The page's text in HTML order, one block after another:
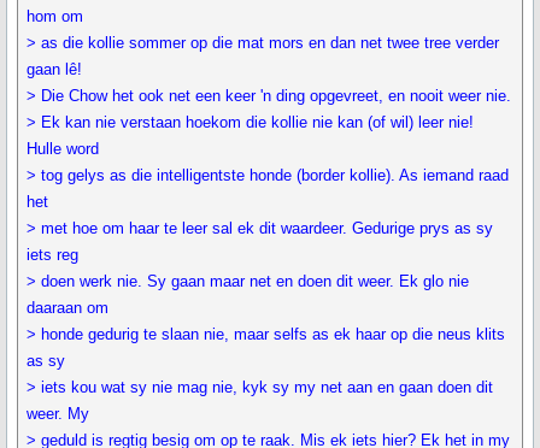
hom om
> as die kollie sommer op die mat mors en dan net twee tree verder
gaan lê!
> Die Chow het ook net een keer 'n ding opgevreet, en nooit weer nie.
> Ek kan nie verstaan hoekom die kollie nie kan (of wil) leer nie!
Hulle word
> tog gelys as die intelligentste honde (border kollie). As iemand raad
het
> met hoe om haar te leer sal ek dit waardeer. Gedurige prys as sy
iets reg
> doen werk nie. Sy gaan maar net en doen dit weer. Ek glo nie
daaraan om
> honde gedurig te slaan nie, maar selfs as ek haar op die neus klits
as sy
> iets kou wat sy nie mag nie, kyk sy my net aan en gaan doen dit
weer. My
> geduld is regtig besig om op te raak. Mis ek iets hier? Ek het in my